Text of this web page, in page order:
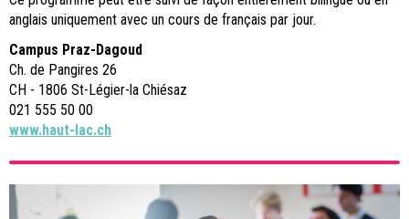
anglais uniquement avec un cours de français par jour.
Campus Praz-Dagoud
Ch. de Pangires 26
CH - 1806 St-Légier-la Chiésaz
021 555 50 00
www.haut-lac.ch